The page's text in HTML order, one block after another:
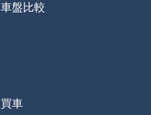
車盤比較
買車